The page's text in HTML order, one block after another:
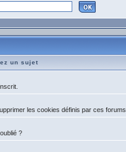
un sujet
les cookies définis par ces forums.
?